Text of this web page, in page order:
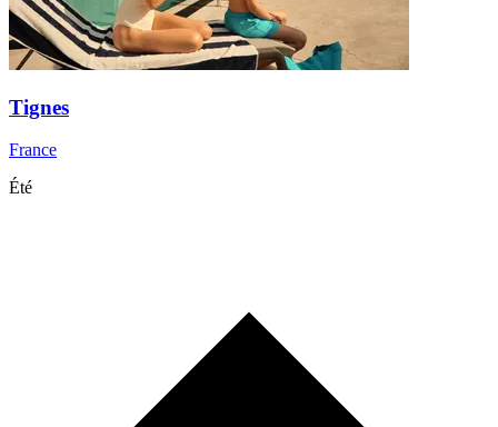
Tignes
France
Été